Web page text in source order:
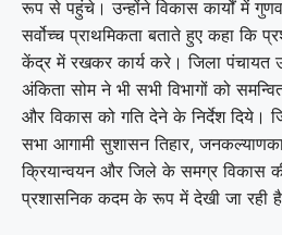
रूप से पहुंचे। उन्होंने विकास कार्यों में
सर्वोच्च प्राथमिकता बताते हुए कहा कि
केंद्र में रखकर कार्य करे। जिला पंचायत
अंकिता सोम ने भी सभी विभागों को
और विकास को गति देने के निर्देश दिये।
सभा आगामी सुशासन तिहार,
क्रियान्वयन और जिले के समग्र विकास
प्रशासनिक कदम के रूप में देखी जा रही